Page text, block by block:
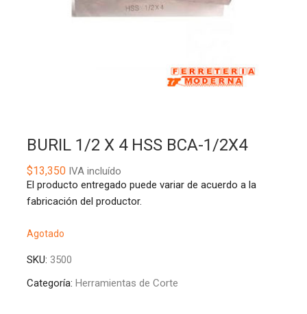
BURIL 1/2 X 4 HSS BCA-1/2X4
$13,350IVA incluído
El producto entregado puede variar de acuerdo a la
fabricación del productor.
Agotado
SKU: 3500
Categoría: Herramientas de Corte